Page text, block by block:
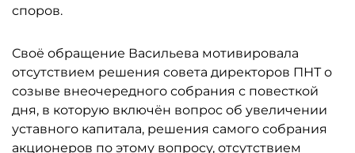
споров.
Своё обращение Васильева мотивировала
отсутствием решения совета директоров ПНТ о
созыве внеочередного собрания с повесткой
дня, в которую включён вопрос об увеличении
уставного капитала, решения самого собрания
акционеров по этому вопросу, отсутствием